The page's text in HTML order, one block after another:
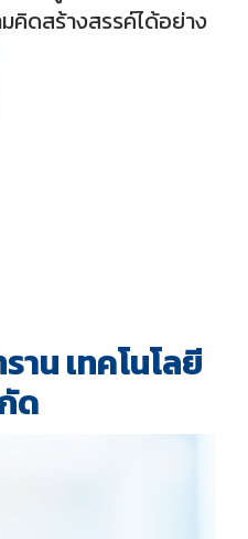
คิดสร้างสรรค์ได้อย่าง
น เทคโนโลยี
ด